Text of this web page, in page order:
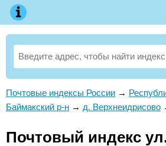
Почтовые индексы России →
Баймакский р-н → д. Верхнеидрисово
Почтовый индекс